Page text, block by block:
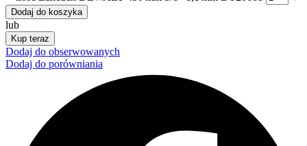
Dodaj do koszyka
lub
Kup teraz
Dodaj do obserwowanych
Dodaj do porówniania